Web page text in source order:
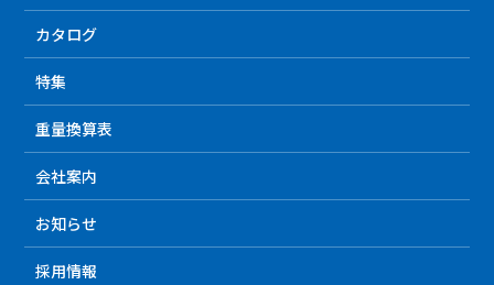
カタログ
特集
重量換算表
会社案内
お知らせ
採用情報